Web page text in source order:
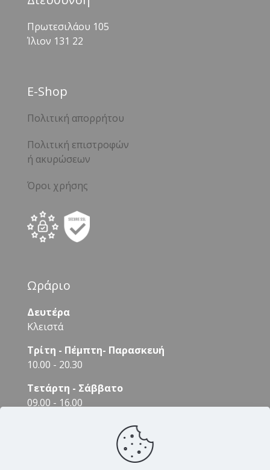
Πρωτεσιλάου 105
Ίλιον 131 22
Ε-Shop
Πολιτική απορρήτου
Πολιτική επιστροφών
ή ακυρώσεων
Όροι χρήσης
Ωράριο
Δευτέρα
Κλειστά
Τρίτη - Πέμπτη- Παρασκευή
10.00 - 20.30
Τετάρτη - Σάββατο
09.00 - 16.00